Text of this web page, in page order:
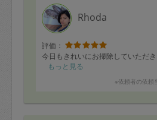
Rhoda
評価：
今日もきれいにお掃除していただき
もっと見る
※依頼者の依頼